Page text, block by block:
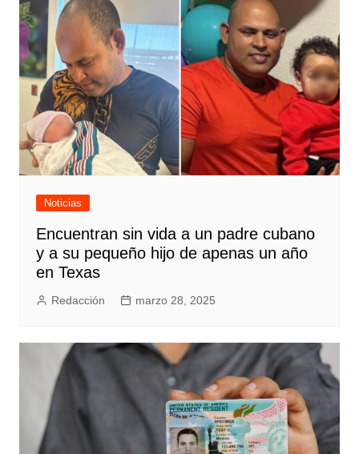
Noticias
Encuentran sin vida a un padre cubano
y a su pequeño hijo de apenas un año
en Texas
Redacción marzo 28, 2025